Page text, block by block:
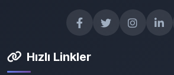
Hızlı Linkler